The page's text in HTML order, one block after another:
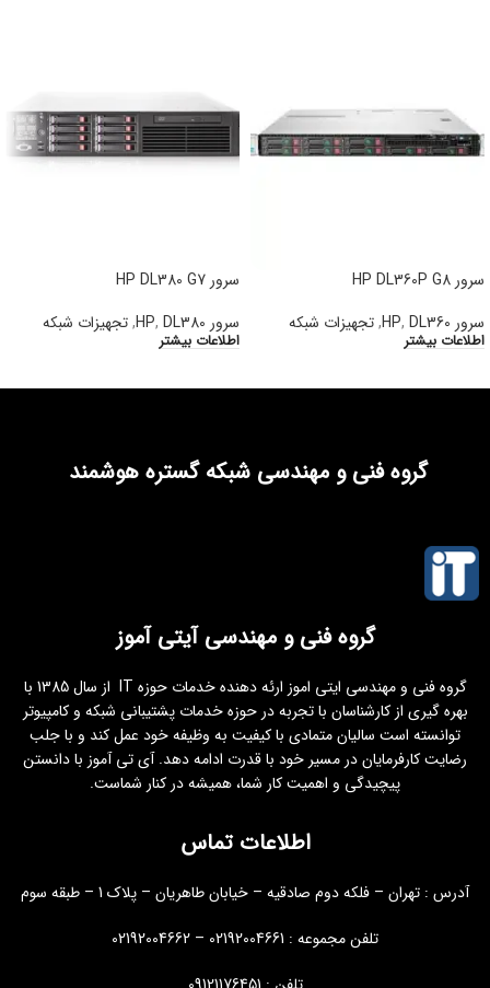
سرور HP DL360P G8
سرور HP
, DL360
,تجهیزات شبکه
اطلاعات بیشتر
سرور HP DL380 G7
سرور HP
, DL380
,تجهیزات شبکه
اطلاعات بیشتر
گروه فنی و مهندسی شبکه گستره هوشمند
گروه فنی و مهندسی آیتی آموز
گروه فنی و مهندسی ایتی اموز ارئه دهنده خدمات حوزه IT از سال 1385 با
بهره گیری از کارشناسان با تجربه در حوزه خدمات پشتیبانی شبکه و کامپیوتر
توانسته است سالیان متمادی با کیفیت به وظیفه خود عمل کند و با جلب
رضایت کارفرمایان در مسیر خود با قدرت ادامه دهد. آی تی آموز با دانستن
پیچیدگی و اهمیت کار شما، همیشه در کنار شماست.
اطلاعات تماس
آدرس : تهران – فلکه دوم صادقیه – خیابان طاهریان – پلاک 1 – طبقه سوم
تلفن مجموعه : 02192004661 – 02192004662